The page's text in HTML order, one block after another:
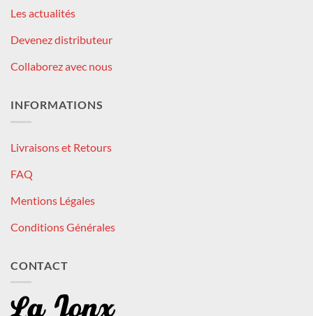
Les actualités
Devenez distributeur
Collaborez avec nous
INFORMATIONS
Livraisons et Retours
FAQ
Mentions Légales
Conditions Générales
CONTACT